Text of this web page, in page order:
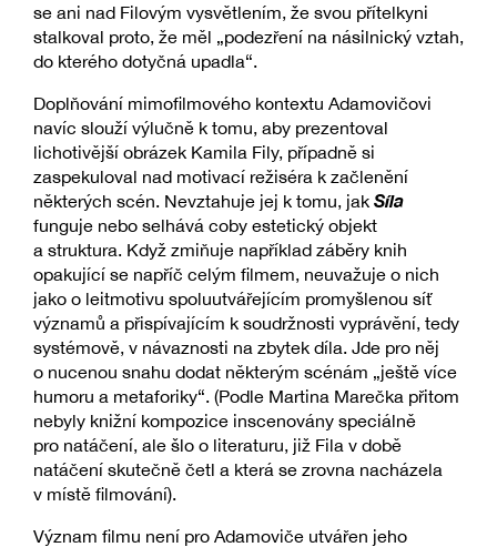
se ani nad Filovým vysvětlením, že svou přítelkyni
stalkoval proto, že měl „podezření na násilnický vztah,
do kterého dotyčná upadla“.
Doplňování mimofilmového kontextu Adamovičovi
navíc slouží výlučně k tomu, aby prezentoval
lichotivější obrázek Kamila Fily, případně si
zaspekuloval nad motivací režiséra k začlenění
některých scén. Nevztahuje jej k tomu, jak Síla
funguje nebo selhává coby estetický objekt
a struktura. Když zmiňuje například záběry knih
opakující se napříč celým filmem, neuvažuje o nich
jako o leitmotivu spoluutvářejícím promyšlenou síť
významů a přispívajícím k soudržnosti vyprávění, tedy
systémově, v návaznosti na zbytek díla. Jde pro něj
o nucenou snahu dodat některým scénám „ještě více
humoru a metaforiky“. (Podle Martina Marečka přitom
nebyly knižní kompozice inscenovány speciálně
pro natáčení, ale šlo o literaturu, již Fila v době
natáčení skutečně četl a která se zrovna nacházela
v místě filmování).
Význam filmu není pro Adamoviče utvářen jeho